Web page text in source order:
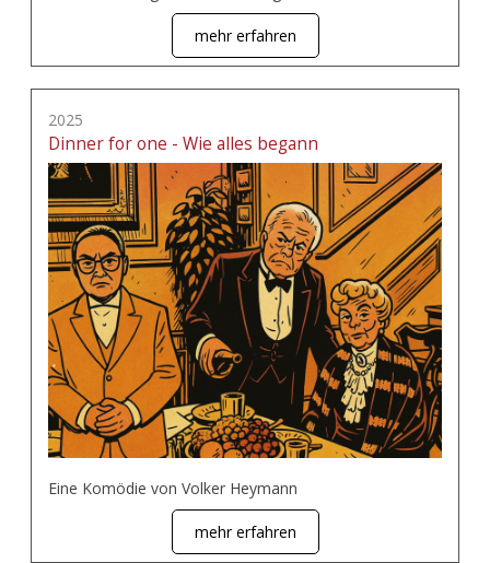
mehr erfahren
2025
Dinner for one - Wie alles begann
Eine Komödie von Volker Heymann
mehr erfahren